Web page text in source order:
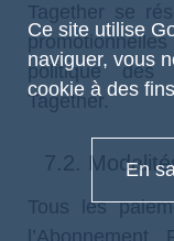
Tagether se
politique des
Tagether.
7.2.
Tous les
Ce site utilise
naviguer, vous
cookie à des
En